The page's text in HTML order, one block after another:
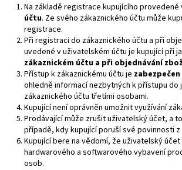
Na základě registrace kupujícího
účtu. Ze svého zákaznického účtu může
registrace.
Při registraci do zákaznického účtu a při
uvedené v uživatelském účtu je kupující při
zákaznickém účtu a při objednávání
Přístup k zákaznickému účtu je
ohledně informací nezbytných k přístupu
zákaznického účtu třetími osobami.
Kupující není oprávněn umožnit využívání
Prodávající může zrušit uživatelský účet, a
případě, kdy kupující poruší své povinnosti
Kupující bere na vědomí, že uživatelský
hardwarového a softwarového vybavení
osob.